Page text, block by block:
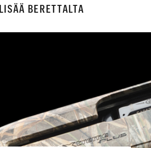
LISÄÄ BERETTALTA